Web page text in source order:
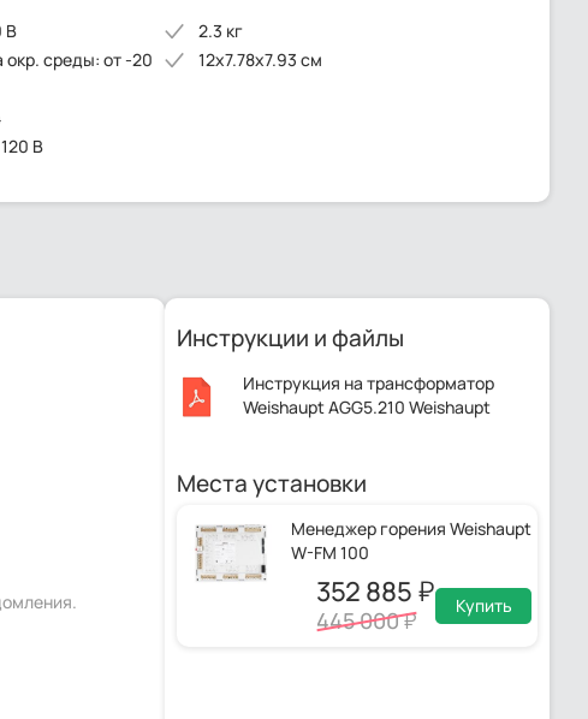
В
окр. среды: от -20
В
2.3 кг
12x7.78x7.93 см
Инструкции и файлы
Инструкция на трансформатор
Weishaupt AGG5.210 Weishaupt
Места установки
Менеджер горения Weishaupt
W-FM 100
352 885
445 000
Купить